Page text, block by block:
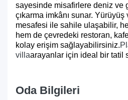
sayesinde misafirlere deniz ve
çıkarma imkânı sunar. Yürüyüş
mesafesi ile sahile ulaşabilir,
hem de çevredeki restoran,
kolay erişim sağlayabilirsiniz.
villaarayanlar için ideal bir tatil
Oda Bilgileri